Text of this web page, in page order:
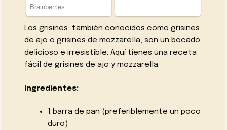
Los grisines, también conocidos como grisines
de ajo o grisines de mozzarella, son un bocado
delicioso e irresistible. Aquí tienes una receta
fácil de grisines de ajo y mozzarella:
Ingredientes:
1 barra de pan (preferiblemente un poco
duro)